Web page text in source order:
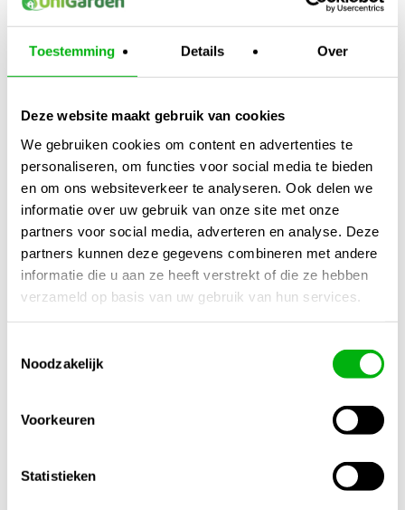
Toestemming Details Over
Deze website maakt gebruik van cookies
We gebruiken cookies om content en advertenties te
personaliseren, om functies voor social media te bieden
en om ons websiteverkeer te analyseren. Ook delen we
informatie over uw gebruik van onze site met onze
partners voor social media, adverteren en analyse. Deze
partners kunnen deze gegevens combineren met andere
informatie die u aan ze heeft verstrekt of die ze hebben
verzameld op basis van uw gebruik van hun services.
Noodzakelijk
Voorkeuren
Statistieken
Ferna Home
Grow Box
80x80x180cm
Vipar Spectra
XS2000
€593,99
Mammoth Dryer
Droogtent
90x90x180cm
€ 98,95